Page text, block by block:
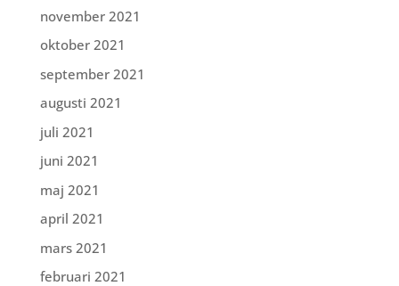
november 2021
oktober 2021
september 2021
augusti 2021
juli 2021
juni 2021
maj 2021
april 2021
mars 2021
februari 2021